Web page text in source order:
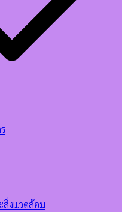
สิ่งแวดล้อม